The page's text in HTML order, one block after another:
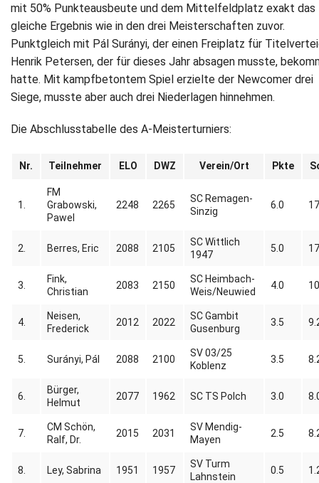
mit 50% Punkteausbeute und dem Mittelfeldplatz exakt das
gleiche Ergebnis wie in den drei Meisterschaften zuvor.
Punktgleich mit Pál Surányi, der einen Freiplatz für
Henrik Petersen, der für dieses Jahr absagen musste,
hatte. Mit kampfbetontem Spiel erzielte der Newcomer drei
Siege, musste aber auch drei Niederlagen hinnehmen.
Die Abschlusstabelle des A-Meisterturniers:
Nr. Teilnehmer ELO DWZ Verein/Ort Pkte
1.
FM
Grabowski,
Pawel
2248 2265
SC Remagen-
Sinzig
6.0
2. Berres, Eric 2088 2105
SC Wittlich
1947
5.0
3.
Fink,
Christian
2083 2150
SC Heimbach-
Weis/Neuwied
4.0
4.
Neisen,
Frederick
2012 2022
SC Gambit
Gusenburg
3.5
5. Surányi, Pál 2088 2100
SV 03/25
Koblenz
3.5
6.
Bürger,
Helmut
2077 1962 SC TS Polch 3.0
7.
CM Schön,
Ralf, Dr.
2015 2031
SV Mendig-
Mayen
2.5
8. Ley, Sabrina 1951 1957
SV Turm
Lahnstein
0.5